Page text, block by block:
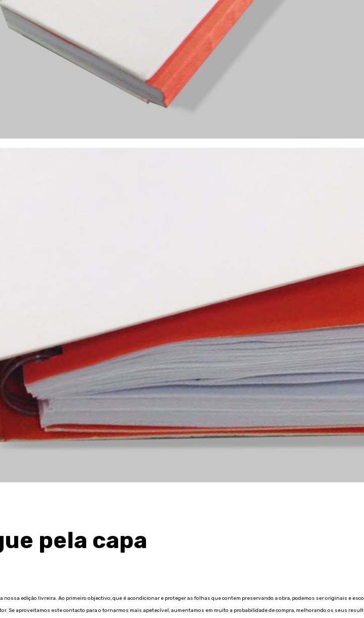
pela capa
edição livreira. Ao primeiro objectivo, que é acondicionar e proteger as folhas que contem preservando a obra, podemos ser originais e
Se aproveitamos este contacto para o tornarmos mais apetecível, aumentamos em muito a probabilidade de compra, melhorando os seus